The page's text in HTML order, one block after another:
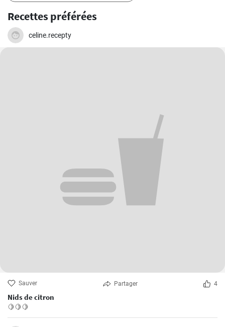
Recettes préférées
celine.recepty
Sauver Partager 4
Nids de citron
🍋🍋🍋